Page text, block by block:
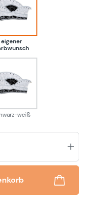
eigener Farbwunsch
eigener
schwarz-weiß
weiß